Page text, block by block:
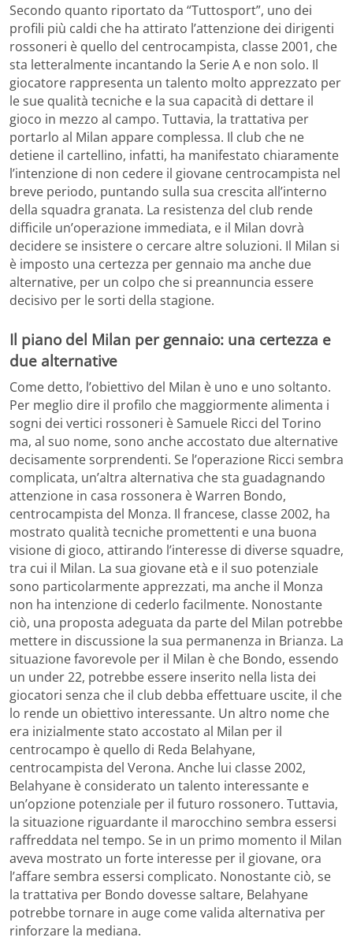
Secondo quanto riportato da “Tuttosport”, uno dei
profili più caldi che ha attirato l’attenzione dei dirigenti
rossoneri è quello del centrocampista, classe 2001, che
sta letteralmente incantando la Serie A e non solo. Il
giocatore rappresenta un talento molto apprezzato per
le sue qualità tecniche e la sua capacità di dettare il
gioco in mezzo al campo. Tuttavia, la trattativa per
portarlo al Milan appare complessa. Il club che ne
detiene il cartellino, infatti, ha manifestato chiaramente
l’intenzione di non cedere il giovane centrocampista nel
breve periodo, puntando sulla sua crescita all’interno
della squadra granata. La resistenza del club rende
difficile un’operazione immediata, e il Milan dovrà
decidere se insistere o cercare altre soluzioni. Il Milan si
è imposto una certezza per gennaio ma anche due
alternative, per un colpo che si preannuncia essere
decisivo per le sorti della stagione.
Il piano del Milan per gennaio: una certezza e
due alternative
Come detto, l’obiettivo del Milan è uno e uno soltanto.
Per meglio dire il profilo che maggiormente alimenta i
sogni dei vertici rossoneri è Samuele Ricci del Torino
ma, al suo nome, sono anche accostato due alternative
decisamente sorprendenti. Se l’operazione Ricci sembra
complicata, un’altra alternativa che sta guadagnando
attenzione in casa rossonera è Warren Bondo,
centrocampista del Monza. Il francese, classe 2002, ha
mostrato qualità tecniche promettenti e una buona
visione di gioco, attirando l’interesse di diverse squadre,
tra cui il Milan. La sua giovane età e il suo potenziale
sono particolarmente apprezzati, ma anche il Monza
non ha intenzione di cederlo facilmente. Nonostante
ciò, una proposta adeguata da parte del Milan potrebbe
mettere in discussione la sua permanenza in Brianza. La
situazione favorevole per il Milan è che Bondo, essendo
un under 22, potrebbe essere inserito nella lista dei
giocatori senza che il club debba effettuare uscite, il che
lo rende un obiettivo interessante. Un altro nome che
era inizialmente stato accostato al Milan per il
centrocampo è quello di Reda Belahyane,
centrocampista del Verona. Anche lui classe 2002,
Belahyane è considerato un talento interessante e
un’opzione potenziale per il futuro rossonero. Tuttavia,
la situazione riguardante il marocchino sembra essersi
raffreddata nel tempo. Se in un primo momento il Milan
aveva mostrato un forte interesse per il giovane, ora
l’affare sembra essersi complicato. Nonostante ciò, se
la trattativa per Bondo dovesse saltare, Belahyane
potrebbe tornare in auge come valida alternativa per
rinforzare la mediana.